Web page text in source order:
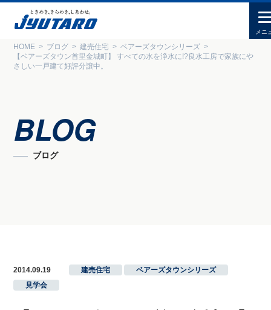
HOME ブログ 建売住宅
ベアーズタウンシリーズ
【ベアーズタウン首里金城町】 すべての水を浄水に!?良水工房で家族にや
さしい一戸建て好評分譲中。
BLOG
ブログ
2014.09.19 建売住宅 ベアーズタウンシリーズ
見学会